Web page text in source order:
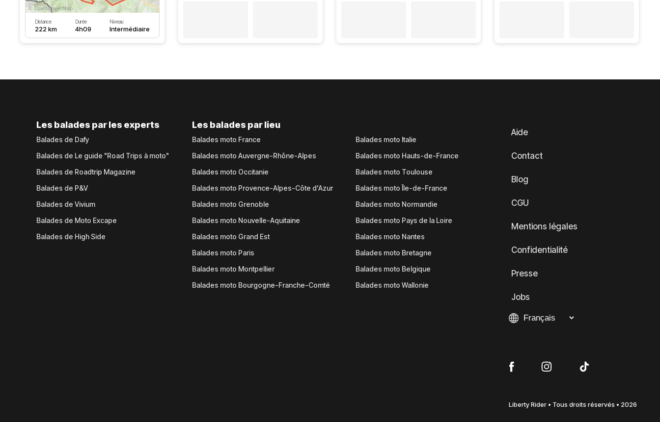
Distance
222 km
Durée
4h09
Niveau
Intermédiaire
Les balades par les experts
Balades de Dafy
Balades de Le guide "Road Trips à moto"
Balades de Roadtrip Magazine
Balades de P&V
Balades de Vivium
Balades de Moto Excape
Balades de High Side
Les balades par lieu
Balades moto France
Balades moto Auvergne-Rhône-Alpes
Balades moto Occitanie
Balades moto Provence-Alpes-Côte d'Azur
Balades moto Grenoble
Balades moto Nouvelle-Aquitaine
Balades moto Grand Est
Balades moto Paris
Balades moto Montpellier
Balades moto Bourgogne-Franche-Comté
Balades moto Italie
Balades moto Hauts-de-France
Balades moto Toulouse
Balades moto Île-de-France
Balades moto Normandie
Balades moto Pays de la Loire
Balades moto Nantes
Balades moto Bretagne
Balades moto Belgique
Balades moto Wallonie
Aide
Contact
Blog
CGU
Mentions légales
Confidentialité
Presse
Jobs
Liberty Rider • Tous droits réservés • 2026